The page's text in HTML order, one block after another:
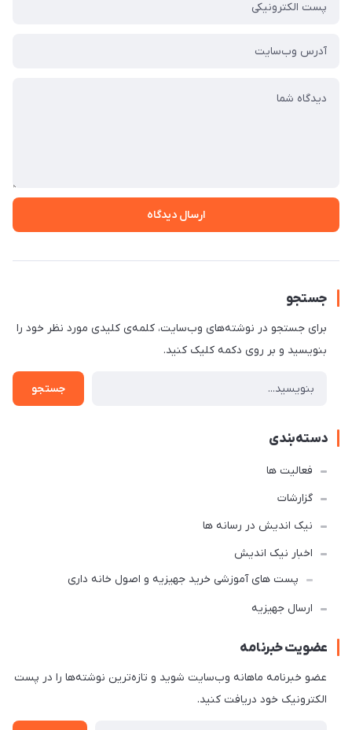
ارسال دیدگاه
جستجو
برای جستجو در نوشته‌های وب‌سایت، کلمه‌ی کلیدی مورد نظر خود را
بنویسید و بر روی دکمه کلیک کنید.
جستجو
دسته‌بندی
فعالیت ها
گزارشات
نیک اندیش در رسانه ها
اخبار نیک اندیش
پست های آموزشی خرید جهیزیه و اصول خانه داری
ارسال جهیزیه
عضویت خبرنامه
عضو خبرنامه ماهانه وب‌سایت شوید و تازه‌ترین نوشته‌ها را در پست
الکترونیک خود دریافت کنید.